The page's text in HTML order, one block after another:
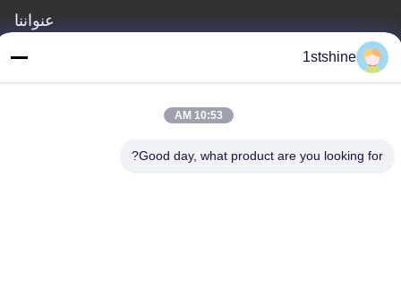
عنواننا
العنوان
رقم 126 ، شارع zhongheng ، قرية baoyu ، مدينة henglan ، مدينة
1stshine
10:53 AM
Good day, what product are you looking for?